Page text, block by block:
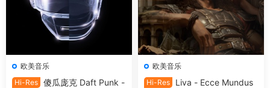
欧美音乐
Hi-Res 傻瓜庞克 Daft Punk -
欧美音乐
Hi-Res
Liva - Ecce Mundus